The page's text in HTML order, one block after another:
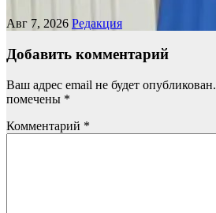
Авг 7, 2026 Редакция
Добавить комментарий
Ваш адрес email не будет опубликован.
помечены *
Комментарий *